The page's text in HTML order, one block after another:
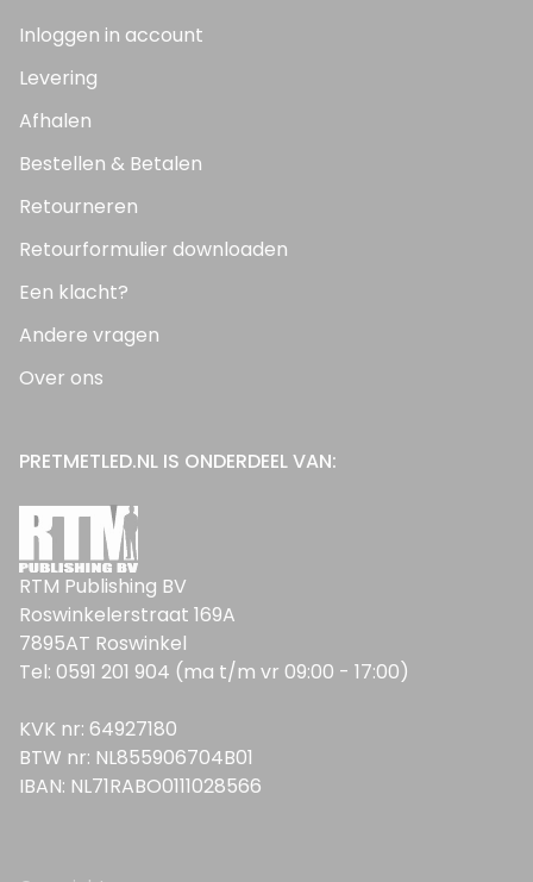
Inloggen in account
Levering
Afhalen
Bestellen & Betalen
Retourneren
Retourformulier downloaden
Een klacht?
Andere vragen
Over ons
PRETMETLED.NL IS ONDERDEEL VAN:
RTM Publishing BV
Roswinkelerstraat 169A
7895AT Roswinkel
Tel: 0591 201 904 (ma t/m vr 09:00 - 17:00)
KVK nr: 64927180
BTW nr: NL855906704B01
IBAN: NL71RABO0111028566